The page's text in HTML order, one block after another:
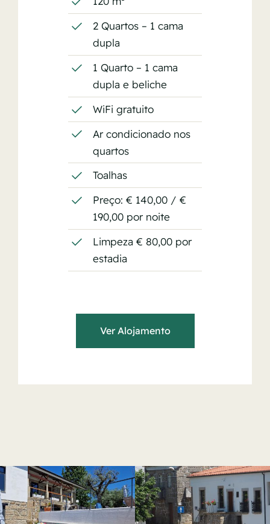
2 Quartos – 1 cama
dupla
1 Quarto – 1 cama
dupla e beliche
WiFi gratuito
Ar condicionado nos
quartos
Toalhas
Preço: € 140,00 / €
190,00 por noite
Limpeza € 80,00 por
estadia
Ver Alojamento